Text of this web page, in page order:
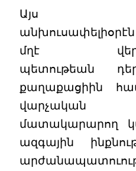
Այս
մղէ
պետութեան
քաղաքացիին
վարչական
մատակարարող
ազգային